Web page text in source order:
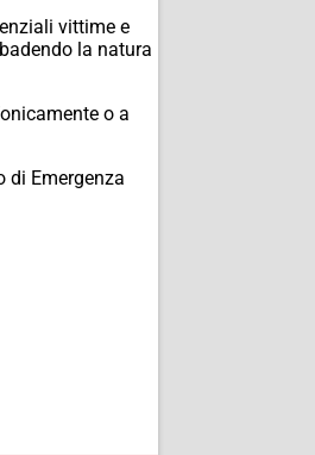
vittime e
la natura
o a
di Emergenza